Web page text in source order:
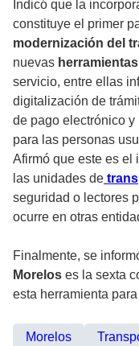
Indicó que la
constituye el primer
modernización del
nuevas
servicio, entre ellas
digitalización de
de pago electrónico
para las personas
Afirmó que este es el
las unidades de
seguridad o lectores
ocurre en otras
Finalmente, se
Morelos es la sexta
esta herramienta
Morelos